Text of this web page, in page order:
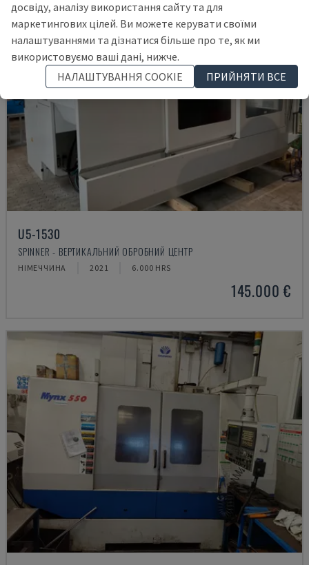
U5-1530
SPINNER - ВЕРТИКАЛЬНИЙ ОБРОБНИЙ ЦЕНТР
НІМЕЧЧИНА 2021 6.000 HRS
145.000 €
досвіду, аналізу використання сайту та для
маркетингових цілей. Ви можете керувати своїми
налаштуваннями та дізнатися більше про те, як ми
використовуємо ваші дані, нижче.
НАЛАШТУВАННЯ COOKIE
ПРИЙНЯТИ ВСЕ